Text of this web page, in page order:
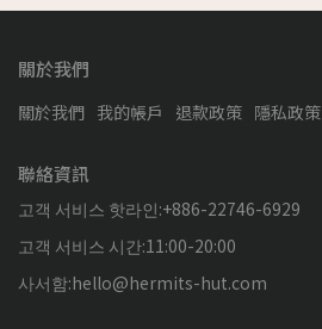
關於我們
關於我們 我的帳戶 退款政策 隱私政策
聯絡資訊
고객 서비스 핫라인:+886-22746-6929
고객 서비스 시간:11:00-20:00
사서함:hello@hermits-hut.com